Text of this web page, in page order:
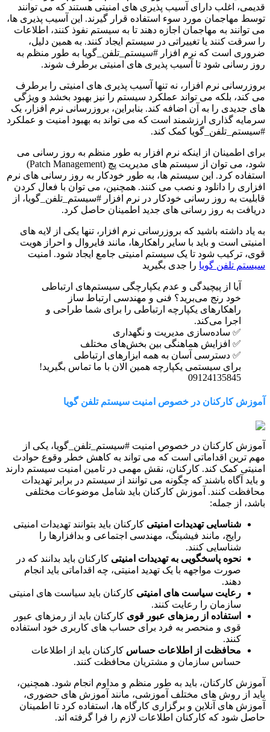
قدیمی، اغلب دارای آسیب پذیری های امنیتی هستند که می توانند
توسط مهاجمان مورد سوء استفاده قرار گیرند. این آسیب پذیری ها،
می توانند به مهاجمان اجازه دهند تا به سیستم نفوذ کنند، اطلاعات
را سرقت کنند یا تغییراتی در سیستم ایجاد کنند. به همین دلیل،
ضروری است که نرم افزار #سیستم_تلفن_گویا به طور منظم به
روز رسانی شود تا آسیب پذیری های امنیتی برطرف شوند.
بروزرسانی نرم افزار، نه تنها آسیب پذیری های امنیتی را برطرف
می کند، بلکه می تواند عملکرد سیستم را نیز بهبود بخشد و ویژگی
های جدیدی را به آن اضافه کند. بنابراین، بروزرسانی نرم افزار، یک
سرمایه گذاری ارزشمند است که می تواند به بهبود امنیت و عملکرد
#سیستم_تلفن_گویا کمک کند.
برای اطمینان از اینکه نرم افزار به طور منظم به روز رسانی می
شود، می توان از سیستم های مدیریت پچ (Patch Management)
استفاده کرد. این سیستم ها، به طور خودکار به روز رسانی های نرم
افزاری را دانلود و نصب می کنند. همچنین، می توان با فعال کردن
قابلیت به روز رسانی خودکار در نرم افزار #سیستم_تلفن_گویا، از
دریافت به روز رسانی های جدید اطمینان حاصل کرد.
به یاد داشته باشید که بروزرسانی نرم افزار، تنها یکی از لایه های
امنیتی است و باید با سایر راهکارها، مانند فایروال و احراز هویت
قوی، ترکیب شود تا یک سیستم امنیتی جامع ایجاد شود. امنیت
سیستم تلفن گویا را جدی بگیرید
آیا از پیچیدگی و عدم یکپارچگی سیستم‌های ارتباطی
خود رنج می‌برید؟ فنی و مهندسی ارتباط ساز
راهکارهای یکپارچه ارتباطی را برای شما طراحی و
اجرا می‌کند.
✅ ساده‌سازی مدیریت و نگهداری
✅ افزایش هماهنگی بین بخش‌های مختلف
✅ دسترسی آسان به همه ابزارهای ارتباطی
برای سیستمی یکپارچه همین الان با ما تماس بگیرید!
09124135845
آموزش کارکنان در خصوص امنیت سیستم تلفن گویا
آموزش کارکنان در خصوص امنیت #سیستم_تلفن_گویا، یکی از
مهم ترین اقداماتی است که می تواند به کاهش خطر وقوع حوادث
امنیتی کمک کند. کارکنان، نقش مهمی در تامین امنیت سیستم دارند
و باید آگاه باشند که چگونه می توانند از سیستم در برابر تهدیدات
محافظت کنند. آموزش کارکنان باید شامل موضوعات مختلفی
باشد، از جمله:
شناسایی تهدیدات امنیتی کارکنان باید بتوانند تهدیدات امنیتی
رایج، مانند فیشینگ، مهندسی اجتماعی و بدافزارها را
شناسایی کنند.
نحوه پاسخگویی به تهدیدات امنیتی کارکنان باید بدانند که در
صورت مواجهه با یک تهدید امنیتی، چه اقداماتی باید انجام
دهند.
رعایت سیاست های امنیتی کارکنان باید سیاست های امنیتی
سازمان را رعایت کنند.
استفاده از رمزهای عبور قوی کارکنان باید از رمزهای عبور
قوی و منحصر به فرد برای حساب های کاربری خود استفاده
کنند.
محافظت از اطلاعات حساس کارکنان باید از اطلاعات
حساس سازمان و مشتریان محافظت کنند.
آموزش کارکنان، باید به طور منظم و مداوم انجام شود. همچنین،
باید از روش های مختلف آموزشی، مانند آموزش های حضوری،
آموزش های آنلاین و برگزاری کارگاه ها، استفاده کرد تا اطمینان
حاصل شود که کارکنان اطلاعات لازم را فرا گرفته اند.